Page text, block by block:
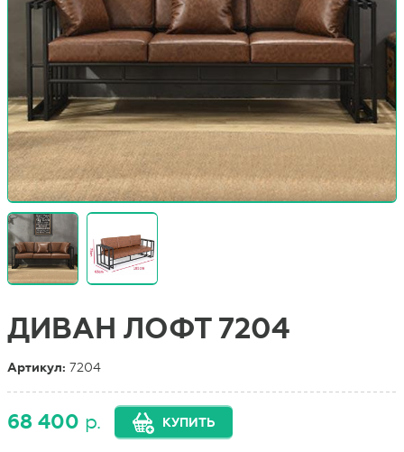
ДИВАН ЛОФТ 7204
Артикул:7204
68 400 р. КУПИТЬ